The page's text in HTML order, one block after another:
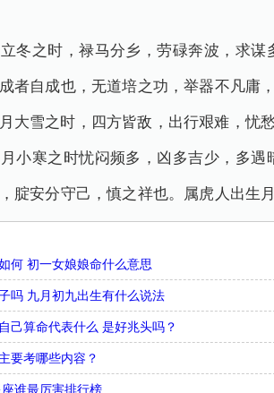
冬之时，禄马分乡，劳碌奔波，求
者自成也，无道培之功，举器不凡庸，
大雪之时，四方皆敌，出行艰难，忧
小寒之时忧闷频多，凶多吉少，多
腚安分守己，慎之祥也。属虎人出生
何 初一女娘娘命什么意思
吗 九月初九出生有什么说法
己算命代表什么 是好兆头吗？
要考哪些内容？
谁最厉害排行榜